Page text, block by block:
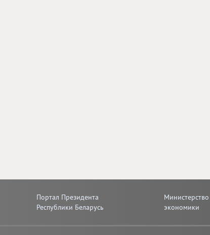
Портал Президента
Республики Беларусь
Министерство
экономики